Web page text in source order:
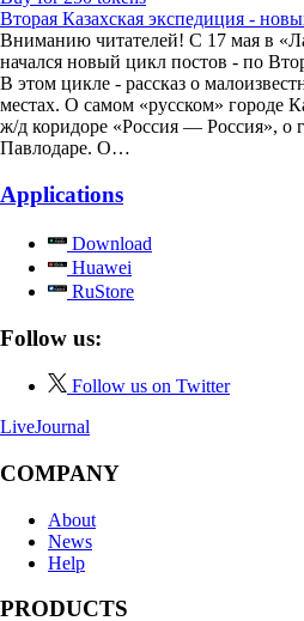
Вторая Казахская экспедиция -
Вниманию читателей! С 17 мая в
начался новый цикл постов - по
В этом цикле - рассказ о
местах. О самом «русском» городе
ж/д коридоре «Россия — Россия», о
Павлодаре. О…
Applications
Download
Huawei
RuStore
Follow us:
Follow us on Twitter
LiveJournal
COMPANY
About
News
Help
PRODUCTS